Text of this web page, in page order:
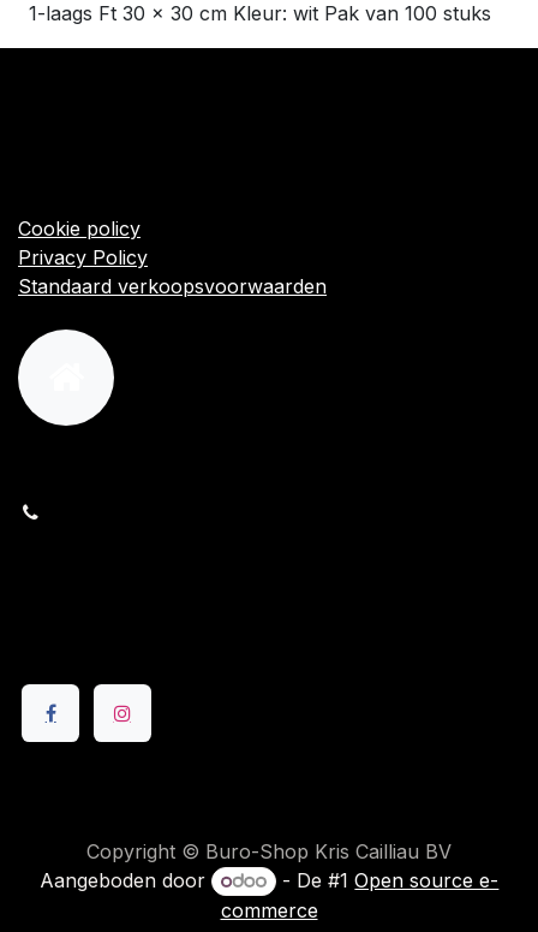
1-laags Ft 30 x 30 cm Kleur: wit Pak van 100 stuks
Cookie policy
Privacy Policy
Standaard verkoopsvoorwaarden
Copyright © Buro-Shop Kris Cailliau BV
Aangeboden door
- De #1Open source e-
commerce